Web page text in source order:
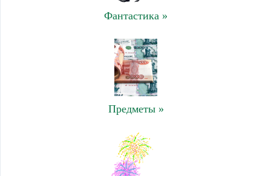
Фантастика »
Предметы »